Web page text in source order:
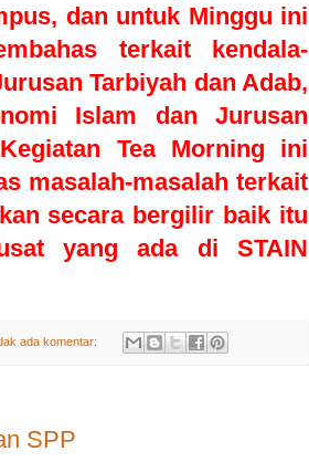
dan untuk Minggu ini
terkait kendala-
Tarbiyah dan Adab,
Islam dan Jurusan
Tea Morning ini
masalah-masalah terkait
secara bergilir baik itu
yang ada di STAIN
ada komentar:
SPP